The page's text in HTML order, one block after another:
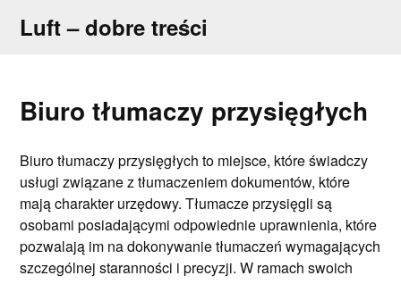
Luft – dobre treści
Biuro tłumaczy przysięgłych
Biuro tłumaczy przysięgłych to miejsce, które świadczy
usługi związane z tłumaczeniem dokumentów, które
mają charakter urzędowy. Tłumacze przysięgli są
osobami posiadającymi odpowiednie uprawnienia, które
pozwalają im na dokonywanie tłumaczeń wymagających
szczególnej staranności i precyzji. W ramach swoich